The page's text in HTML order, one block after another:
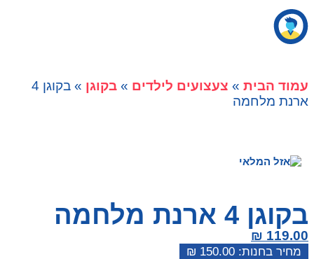
עמוד הבית » צעצועים לילדים » בקוגן
» בקוגן 4
ארנת מלחמה
בקוגן 4 ארנת מלחמה
₪ 150.00
₪ 119.00